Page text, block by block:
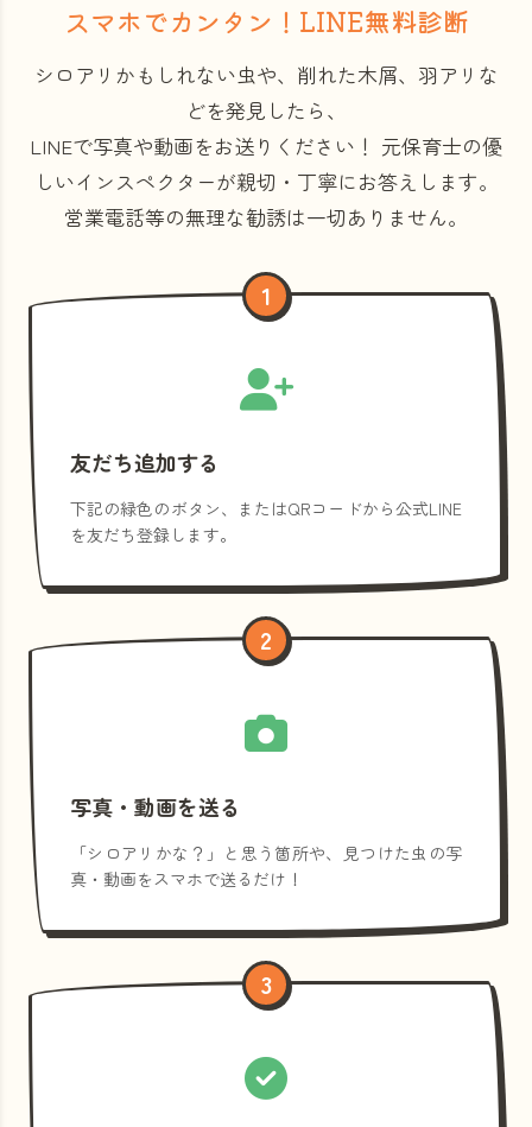
スマホでカンタン！LINE無料診断
シロアリかもしれない虫や、削れた木屑、羽アリな
どを発見したら、
LINEで写真や動画をお送りください！ 元保育士の優
しいインスペクターが親切・丁寧にお答えします。
営業電話等の無理な勧誘は一切ありません。
1
友だち追加する
下記の緑色のボタン、またはQRコードから公式LINE
を友だち登録します。
2
写真・動画を送る
「シロアリかな？」と思う箇所や、見つけた虫の写
真・動画をスマホで送るだけ！
3